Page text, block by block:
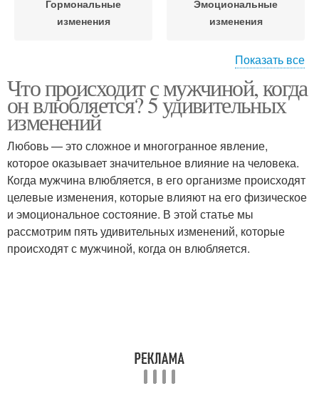
Гормональные
изменения
Эмоциональные
изменения
изменения
Изменения в поведении
Изменения в
социальном круге
Когнитивные изменения
Изменения в мышлении Физические изменения
Показать все
Что происходит с мужчиной, когда
он влюбляется? 5 удивительных
изменений
Любовь — это сложное и многогранное явление,
которое оказывает значительное влияние на человека.
Когда мужчина влюбляется, в его организме происходят
целевые изменения, которые влияют на его физическое
и эмоциональное состояние. В этой статье мы
рассмотрим пять удивительных изменений, которые
происходят с мужчиной, когда он влюбляется.